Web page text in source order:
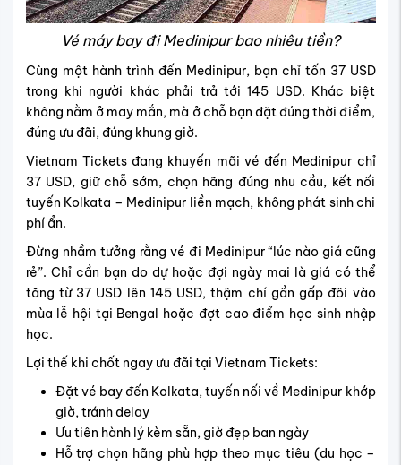
Vé máy bay đi Medinipur bao nhiêu tiền?
Cùng một hành trình đến Medinipur, bạn chỉ tốn 37 USD
trong khi người khác phải trả tới 145 USD. Khác biệt
không nằm ở may mắn, mà ở chỗ bạn đặt đúng thời điểm,
đúng ưu đãi, đúng khung giờ.
Vietnam Tickets đang khuyến mãi vé đến Medinipur chỉ
37 USD, giữ chỗ sớm, chọn hãng đúng nhu cầu, kết nối
tuyến Kolkata – Medinipur liền mạch, không phát sinh chi
phí ẩn.
Đừng nhầm tưởng rằng vé đi Medinipur “lúc nào giá cũng
rẻ”. Chỉ cần bạn do dự hoặc đợi ngày mai là giá có thể
tăng từ 37 USD lên 145 USD, thậm chí gần gấp đôi vào
mùa lễ hội tại Bengal hoặc đợt cao điểm học sinh nhập
học.
Lợi thế khi chốt ngay ưu đãi tại Vietnam Tickets:
Đặt vé bay đến Kolkata, tuyến nối về Medinipur khớp
giờ, tránh delay
Ưu tiên hành lý kèm sẵn, giờ đẹp ban ngày
Hỗ trợ chọn hãng phù hợp theo mục tiêu (du học –